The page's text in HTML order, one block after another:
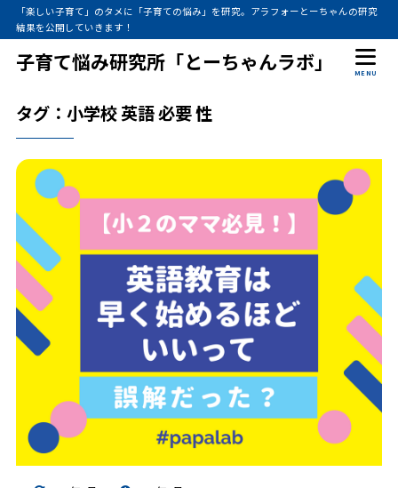
「楽しい子育て」のタメに「子育ての悩み」を研究。アラフォーとーちゃんの研究
結果を公開していきます！
子育て悩み研究所「とーちゃんラボ」 MENU
タグ：小学校 英語 必要 性